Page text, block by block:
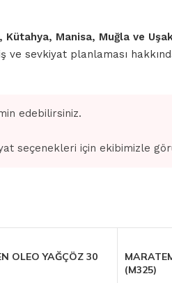
Kütahya, Manisa, Muğla ve
ve sevkiyat planlaması
edebilirsiniz.
seçenekleri için ekibimizle
OLEO YAĞÇÖZ 30
(M325)